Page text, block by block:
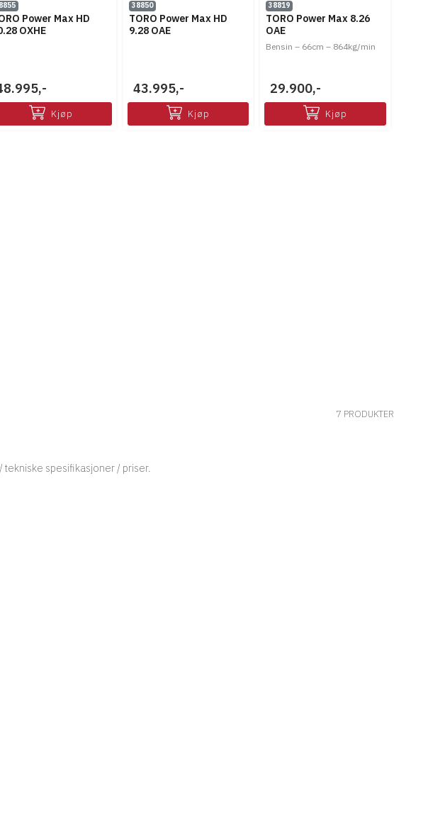
Power Max HD
OXHE
Kjøp
38850
TORO Power Max HD
9.28 OAE
43.995,-
Kjøp
38819
TORO Power Max 8.26
OAE
Bensin – 66cm – 864kg/min
29.900,-
Kjøp
7 PRODUKTER
spesifikasjoner / priser.